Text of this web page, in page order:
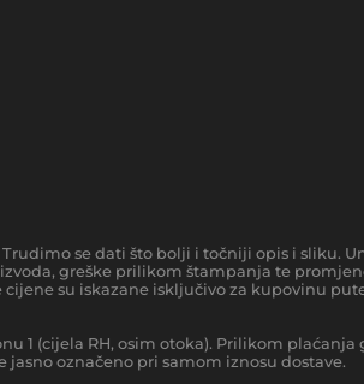
Trudimo se dati što bolji i točniji opis i sliku.
greške prilikom štampanja te
su iskazane isključivo za kupovinu
1 (cijela RH, osim otoka). Prilikom plaćanja
jasno označeno pri samom iznosu dostave.